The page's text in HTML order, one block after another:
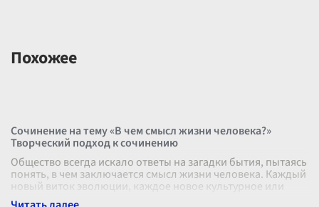
Похожее
Сочинение на тему «В чем смысл жизни человека?»
Творческий подход к сочинению
Общество всегда искало ответы на загадки бытия, пытаясь
понять, в чем заключается смысл жизни человека. Каждый
новый виток эволюции, каждое новое культурное или
научное достижение